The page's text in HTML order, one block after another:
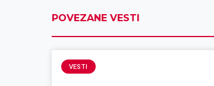
POVEZANE VESTI
VESTI